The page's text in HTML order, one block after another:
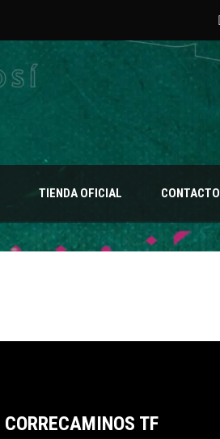
TIENDA OFICIAL CONTACTO
CORRECAMINOS TF